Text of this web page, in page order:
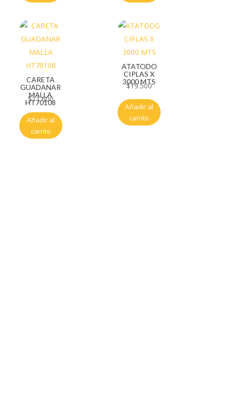
CARETA
GUADANAR
MALLA
HT70108
$11.600
Añadir al
carrito
ATATODO
CIPLAS X
3000 MTS
$19.500
Añadir al
carrito